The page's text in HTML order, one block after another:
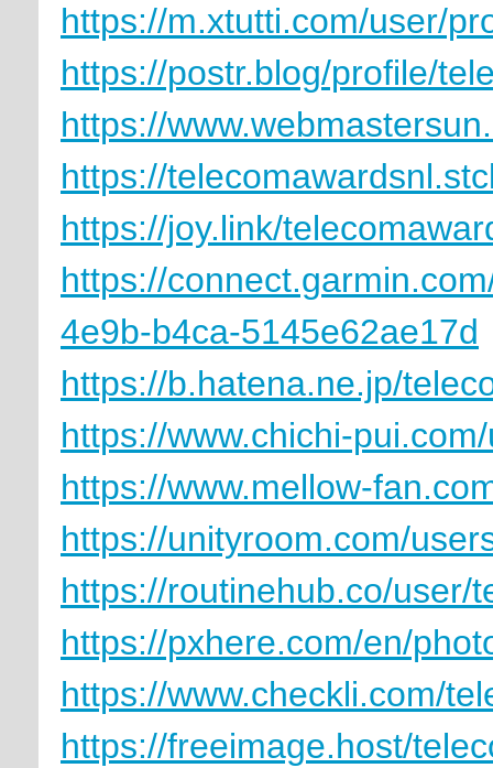
https://m.xtutti.com/user/
https://postr.blog/profile/
https://
https://
https://joy.link/
https://
4e9b-b4ca-5145e62ae17d
https://b.hatena.ne.jp/
https://www.chichi-
https://www.mellow-
https://unityroom.com/
https://routinehub.co/user/
https://pxhere.com/en/
https://www.checkli.com/
https://freeimage.host/